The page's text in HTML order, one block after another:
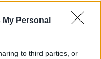
Personal
to third parties, or